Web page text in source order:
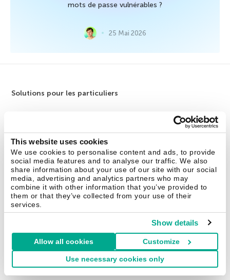
This website uses cookies
We use cookies to personalise content and ads, to provide
social media features and to analyse our traffic. We also
share information about your use of our site with our social
media, advertising and analytics partners who may
combine it with other information that you’ve provided to
them or that they’ve collected from your use of their
services.
Show details
Allow all cookies Customize
Use necessary cookies only
mots de passe vulnérables ?
25 Mai 2026
Solutions pour les particuliers
Kaspersky Plus
Kaspersky Premium
Toutes les solutions
TPE
1 50 EMPLOYS
Kaspersky Small Office Security
Tous les produits
PME